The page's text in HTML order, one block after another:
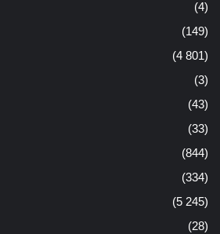
(4)
(149)
(4 801)
(3)
(43)
(33)
(844)
(334)
(5 245)
(28)